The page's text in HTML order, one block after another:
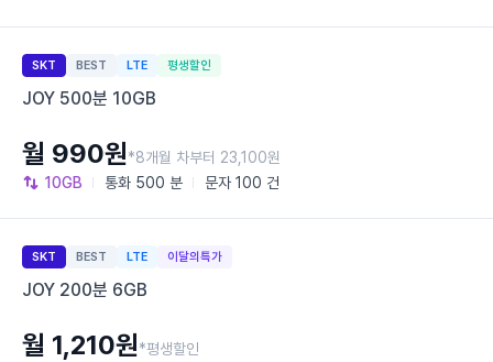
SKT BEST LTE 평생할인
JOY 500분 10GB
10GB 통화 500 분 문자 100 건
월 990원*8개월 차부터 23,100원
SKT BEST LTE 이달의특가
JOY 200분 6GB
월 1,210원*평생할인